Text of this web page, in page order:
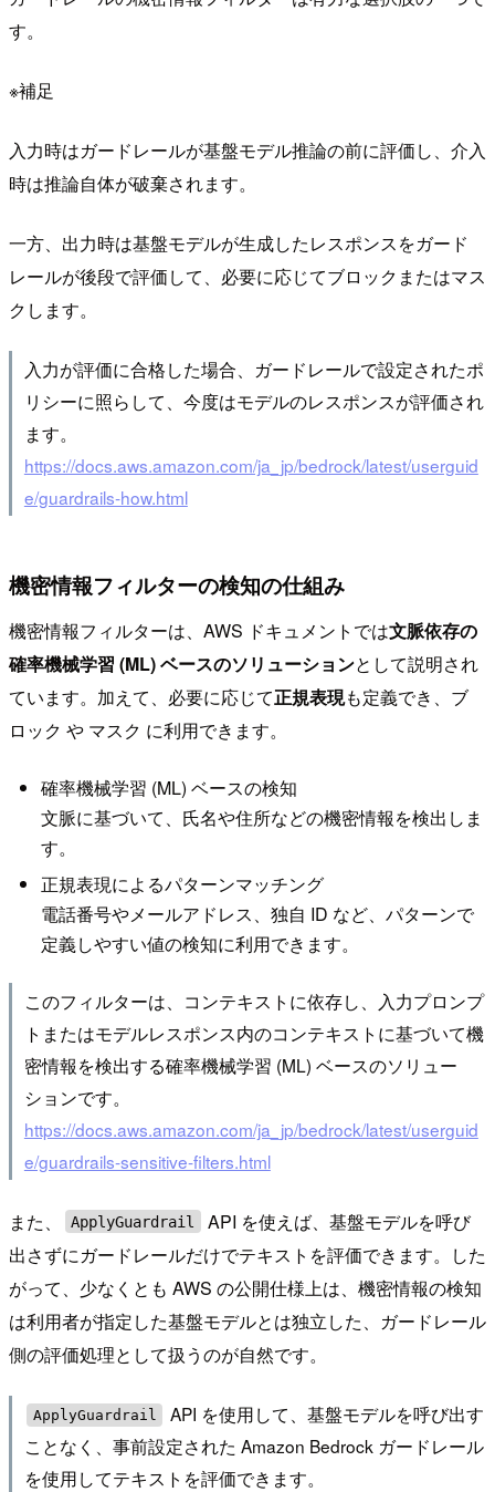
す。
※補足
入力時はガードレールが基盤モデル推論の前に評価し、介入
時は推論自体が破棄されます。
一方、出力時は基盤モデルが生成したレスポンスをガード
レールが後段で評価して、必要に応じてブロックまたはマス
クします。
入力が評価に合格した場合、ガードレールで設定されたポ
リシーに照らして、今度はモデルのレスポンスが評価され
ます。
https://docs.aws.amazon.com/ja_jp/bedrock/latest/userguid
e/guardrails-how.html
機密情報フィルターの検知の仕組み
機密情報フィルターは、AWS ドキュメントでは文脈依存の
確率機械学習 (ML) ベースのソリューションとして説明され
ています。加えて、必要に応じて正規表現も定義でき、ブ
ロック や マスク に利用できます。
確率機械学習 (ML) ベースの検知
文脈に基づいて、氏名や住所などの機密情報を検出しま
す。
正規表現によるパターンマッチング
電話番号やメールアドレス、独自 ID など、パターンで
定義しやすい値の検知に利用できます。
このフィルターは、コンテキストに依存し、入力プロンプ
トまたはモデルレスポンス内のコンテキストに基づいて機
密情報を検出する確率機械学習 (ML) ベースのソリュー
ションです。
https://docs.aws.amazon.com/ja_jp/bedrock/latest/userguid
e/guardrails-sensitive-filters.html
また、 ApplyGuardrail
API を使えば、基盤モデルを呼び
出さずにガードレールだけでテキストを評価できます。した
がって、少なくとも AWS の公開仕様上は、機密情報の検知
は利用者が指定した基盤モデルとは独立した、ガードレール
側の評価処理として扱うのが自然です。
ApplyGuardrail
API を使用して、基盤モデルを呼び出す
ことなく、事前設定された Amazon Bedrock ガードレール
を使用してテキストを評価できます。